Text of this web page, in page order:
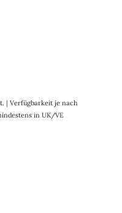
| Verfügbarkeit je nach
in UK/VE